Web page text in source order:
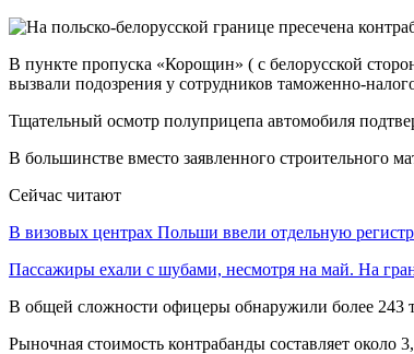
В пункте пропуска «Корощин» ( с белорусской
вызвали подозрения у сотрудников таможенно-
Тщательный осмотр полуприцепа автомобиля
В большинстве вместо заявленного строительного
Сейчас читают
В визовых центрах Польши ввели отдельную
Пассажиры ехали с шубами, несмотря на май. На
В общей сложности офицеры обнаружили более 243
Рыночная стоимость контрабанды составляет около